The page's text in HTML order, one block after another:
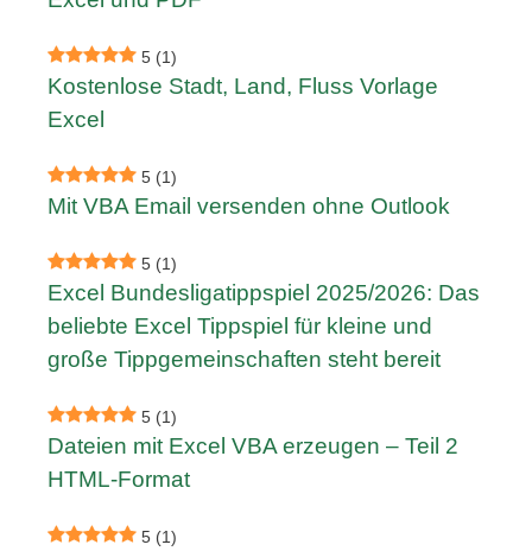
5 (1)
Kostenlose Stadt, Land, Fluss Vorlage
Excel
5 (1)
Mit VBA Email versenden ohne Outlook
5 (1)
Excel Bundesligatippspiel 2025/2026: Das
beliebte Excel Tippspiel für kleine und
große Tippgemeinschaften steht bereit
5 (1)
Dateien mit Excel VBA erzeugen – Teil 2
HTML-Format
5 (1)